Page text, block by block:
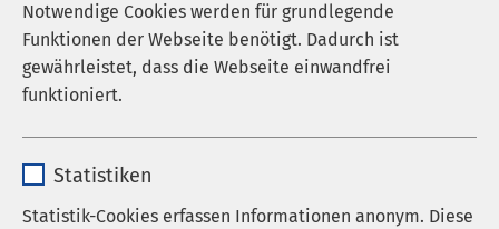
Notwendige Cookies werden für grundlegende
Funktionen der Webseite benötigt. Dadurch ist
gewährleistet, dass die Webseite einwandfrei
funktioniert.
Anbieter sgalinski
Statistiken
Statistik-Cookies erfassen Informationen anonym. Diese
01.10.2025 AMEOS Klinikum Bremen
Temporäre Öffnung der
Anmeldung für ADHS-
Diagnostiktermine
AmDonnerstag, den 09.10.2025, öffnen wir